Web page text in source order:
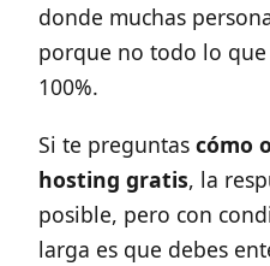
donde muchas
porque no todo lo
100%.
Si te preguntas cómo
hosting gratis, la
posible, pero con
larga es que debes